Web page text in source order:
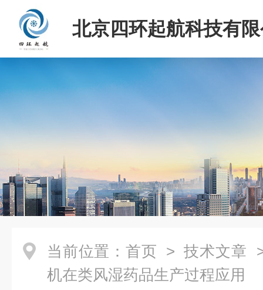
北京四环起航科技有
当前位置： 首页 > 技术文章
机在类风湿药品生产过程应用